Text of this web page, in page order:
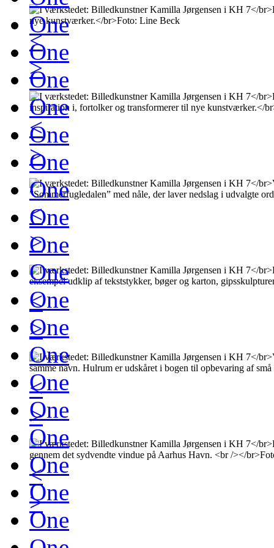
<
>
<
>
<
>
<
>
<
>
<
>
One
One
One
One
One
One
One
One
One
One
One
One
One
One
One
One
One
One
One